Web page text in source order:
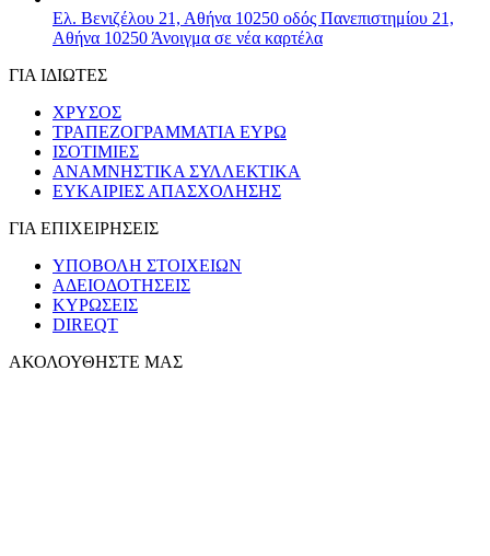
Ελ. Βενιζέλου 21, Αθήνα 10250 οδός Πανεπιστημίου 21,
Αθήνα 10250 Άνοιγμα σε νέα καρτέλα
ΓΙΑ ΙΔΙΩΤΕΣ
ΧΡΥΣΟΣ
ΤΡΑΠΕΖΟΓΡΑΜΜΑΤΙΑ ΕΥΡΩ
ΙΣΟΤΙΜΙΕΣ
ΑΝΑΜΝΗΣΤΙΚΑ ΣΥΛΛΕΚΤΙΚΑ
ΕΥΚΑΙΡΙΕΣ ΑΠΑΣΧΟΛΗΣΗΣ
ΓΙΑ ΕΠΙΧΕΙΡΗΣΕΙΣ
ΥΠΟΒΟΛΗ ΣΤΟΙΧΕΙΩΝ
ΑΔΕΙΟΔΟΤΗΣΕΙΣ
ΚΥΡΩΣΕΙΣ
DIREQT
ΑΚΟΛΟΥΘΗΣΤΕ ΜΑΣ